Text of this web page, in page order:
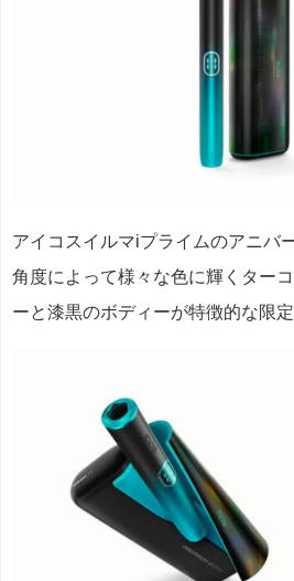
アイコスイルマiプライムのアニバ
角度によって様々な色に輝くター
ーと漆黒のボディーが特徴的な限定